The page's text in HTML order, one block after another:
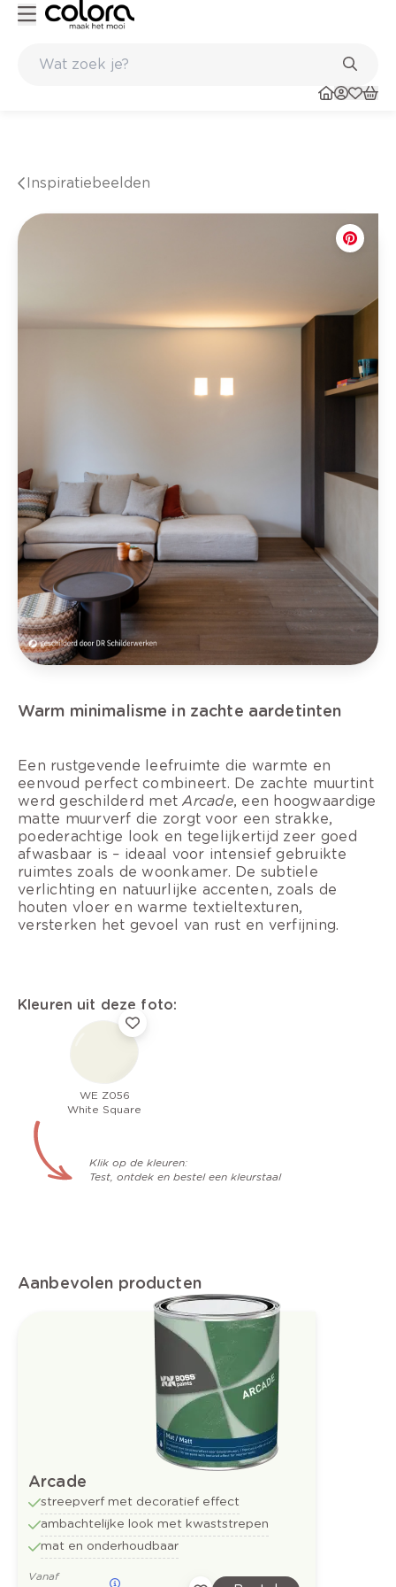
Inspiratiebeelden
Warm minimalisme in zachte aardetinten
Een rustgevende leefruimte die warmte en
eenvoud perfect combineert. De zachte muurtint
werd geschilderd metArcade, een hoogwaardige
matte muurverf die zorgt voor een strakke,
poederachtige look en tegelijkertijd zeer goed
afwasbaar is – ideaal voor intensief gebruikte
ruimtes zoals de woonkamer. De subtiele
verlichting en natuurlijke accenten, zoals de
houten vloer en warme textieltexturen,
versterken het gevoel van rust en verfijning.
Kleuren uit deze foto:
WE Z056
White Square
Klik op de kleuren:
Test, ontdek en bestel een kleurstaal
Aanbevolen producten
Arcade
streepverf met decoratief effect
ambachtelijke look met kwaststrepen
mat en onderhoudbaar
Vanaf